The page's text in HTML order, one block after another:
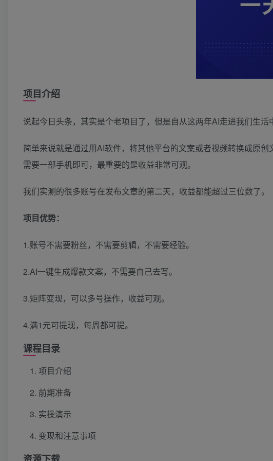
项目介绍
说起今日头条，其实是个老项目了，但是自从这两年AI走进我们生活
简单来说就是通过用AI软件，将其他平台的文案或者视频转换成原
需要一部手机即可，最重要的是收益非常可观。
我们实测的很多账号在发布文章的第二天，收益都能超过三位数了。
项目优势：
1.账号不需要粉丝，不需要剪辑，不需要经验。
2.AI一键生成爆款文案，不需要自己去写。
3.矩阵变现，可以多号操作，收益可观。
4.满1元可提现，每周都可提。
课程目录
项目介绍
前期准备
实操演示
变现和注意事项